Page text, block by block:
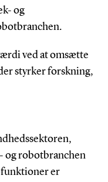
og
ved at omsætte
styrker forskning,
og robotbranchen
er